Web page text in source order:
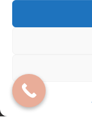
réalisé par